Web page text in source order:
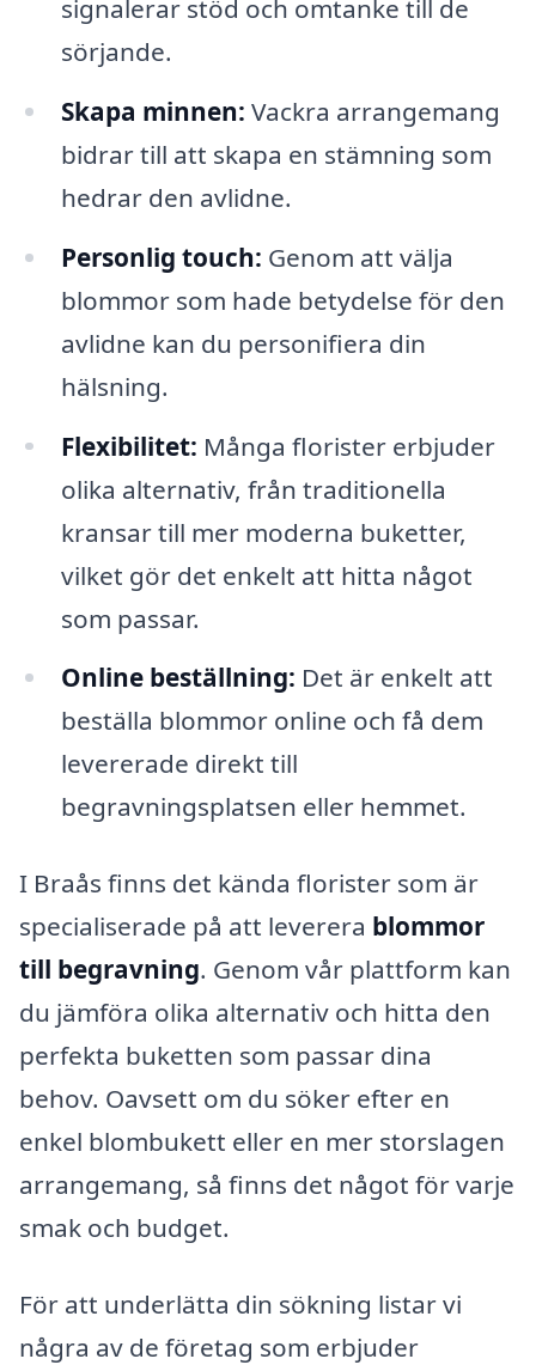
signalerar stöd och omtanke till de
sörjande.
Skapa minnen: Vackra arrangemang
bidrar till att skapa en stämning som
hedrar den avlidne.
Personlig touch: Genom att välja
blommor som hade betydelse för den
avlidne kan du personifiera din
hälsning.
Flexibilitet: Många florister erbjuder
olika alternativ, från traditionella
kransar till mer moderna buketter,
vilket gör det enkelt att hitta något
som passar.
Online beställning: Det är enkelt att
beställa blommor online och få dem
levererade direkt till
begravningsplatsen eller hemmet.
I Braås finns det kända florister som är
specialiserade på att leverera blommor
till begravning. Genom vår plattform kan
du jämföra olika alternativ och hitta den
perfekta buketten som passar dina
behov. Oavsett om du söker efter en
enkel blombukett eller en mer storslagen
arrangemang, så finns det något för varje
smak och budget.
För att underlätta din sökning listar vi
några av de företag som erbjuder